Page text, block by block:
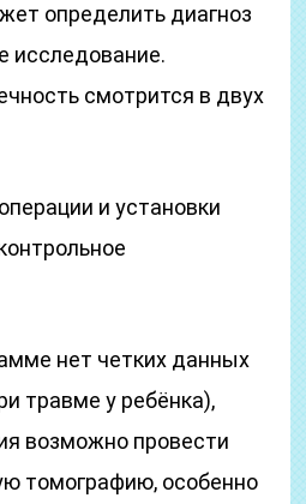
определить диагноз
исследование.
смотрится в двух
и установки
нет четких данных
травме у ребёнка),
возможно провести
томографию, особенно